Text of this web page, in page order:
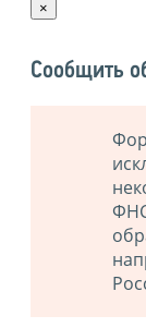
×
Сообщить